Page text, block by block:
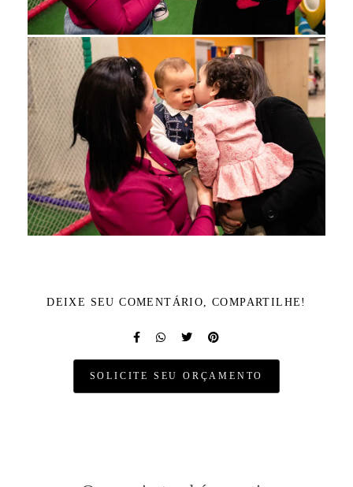
DEIXE SEU COMENTÁRIO, COMPARTILHE!
SOLICITE SEU ORÇAMENTO